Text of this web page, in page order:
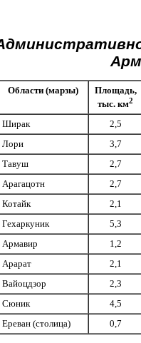
Области (марзы)
Площадь,
тыс. км2
Ширак
2,5
Лори
3,7
Тавуш
2,7
Арагацотн
2,7
Котайк
2,1
Гехаркуник
5,3
Армавир
1,2
Арарат
2,1
Вайоцдзор
2,3
Сюник
4,5
Ереван (столица)
0,7